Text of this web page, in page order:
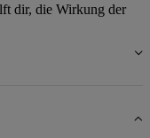
dir, die Wirkung der